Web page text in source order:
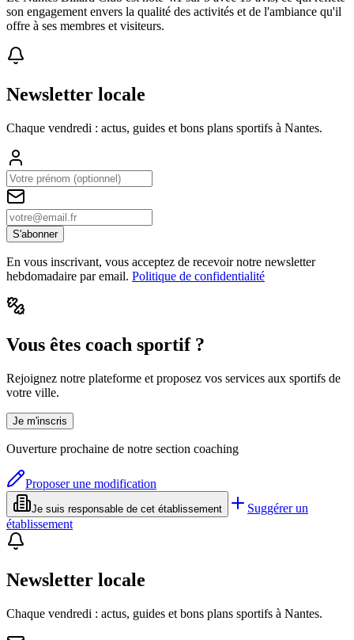
son engagement envers la qualité des activités et de l'ambiance qu'il
offre à ses membres et visiteurs.
Newsletter locale
Chaque vendredi : actus, guides et bons plans sportifs à Nantes.
S'abonner
En vous inscrivant, vous acceptez de recevoir notre newsletter
hebdomadaire par email. Politique de confidentialité
Vous êtes coach sportif ?
Rejoignez notre plateforme et proposez vos services aux sportifs de
votre ville.
Je m'inscris
Ouverture prochaine de notre section coaching
Proposer une modification
Je suis responsable de cet établissement
Suggérer un
établissement
Newsletter locale
Chaque vendredi : actus, guides et bons plans sportifs à Nantes.